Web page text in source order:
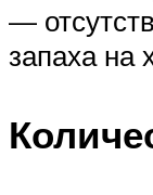
—
запаха на